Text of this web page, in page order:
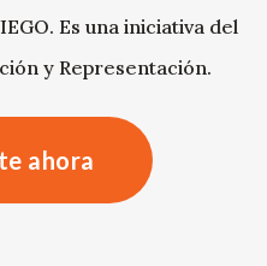
Es una iniciativa del
y Representación.
ahora